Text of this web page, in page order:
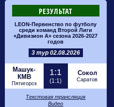
РЕЗУЛЬТАТ
LEON-Первенство по футболу
среди команд Второй Лиги
«Дивизион А» сезона 2026-2027
годов
3 тур 02.08.2026
Машук-
КМВ
Пятигорск
1:1
(1:1)
Сокол
Саратов
Текстовая трансляция
Видео